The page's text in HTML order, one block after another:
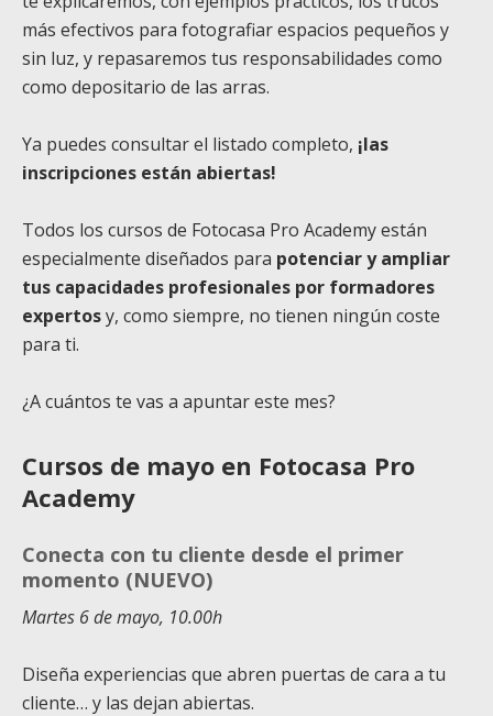
más efectivos para fotografiar espacios pequeños y
sin luz, y repasaremos tus responsabilidades como
como depositario de las arras.
Ya puedes consultar el listado completo, ¡las
inscripciones están abiertas!
Todos los cursos de Fotocasa Pro Academy están
especialmente diseñados para potenciar y ampliar
tus capacidades profesionales por formadores
expertosy, como siempre, no tienen ningún coste
para ti.
¿A cuántos te vas a apuntar este mes?
Cursos de mayo en Fotocasa Pro
Academy
Conecta con tu cliente desde el primer
momento (NUEVO)
Martes 6 de mayo, 10.00h
Diseña experiencias que abren puertas de cara a tu
cliente… y las dejan abiertas.